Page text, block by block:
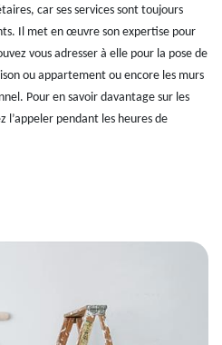
car ses services sont toujours
Il met en œuvre son expertise pour
vous adresser à elle pour la pose de
ou appartement ou encore les murs
Pour en savoir davantage sur les
l’appeler pendant les heures de